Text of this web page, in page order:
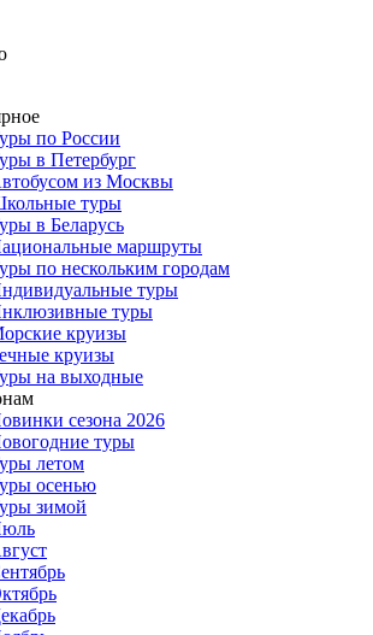
по России
в Петербург
из Москвы
туры
в Беларусь
маршруты
по нескольким городам
туры
туры
круизы
круизы
на выходные
сезона 2026
туры
летом
осенью
зимой